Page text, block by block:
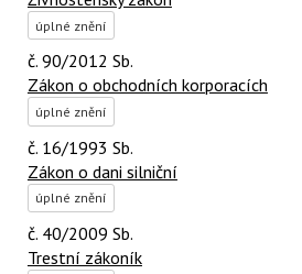
úplné znění
č. 90/2012 Sb.
Zákon o obchodních korporacích
úplné znění
č. 16/1993 Sb.
Zákon o dani silniční
úplné znění
č. 40/2009 Sb.
Trestní zákoník